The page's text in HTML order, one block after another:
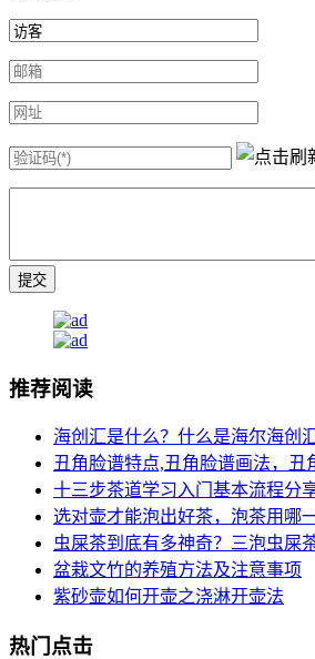
推荐阅读
海创汇是什么？什么是海尔海创汇
丑角脸谱特点,丑角脸谱画法，丑
十三步茶道学习入门基本流程分
选对壶才能泡出好茶，泡茶用哪
虫屎茶到底有多神奇？三泡虫屎
盆栽文竹的养殖方法及注意事项
紫砂壶如何开壶之浇淋开壶法
热门点击